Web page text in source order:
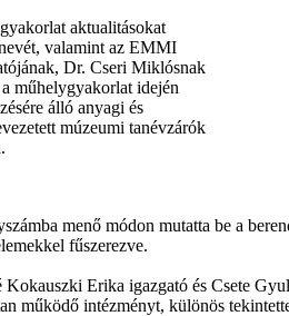
aktualitásokat
valamint az EMMI
Dr. Cseri Miklósnak
műhelygyakorlat idején
álló anyagi és
múzeumi tanévzárók
menő módon mutatta be a
fűszerezve.
Erika igazgató és Csete
működő intézményt, különös